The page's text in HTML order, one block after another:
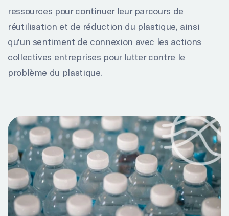
ressources pour continuer leur parcours de
réutilisation et de réduction du plastique, ainsi
qu'un sentiment de connexion avec les actions
collectives entreprises pour lutter contre le
problème du plastique.